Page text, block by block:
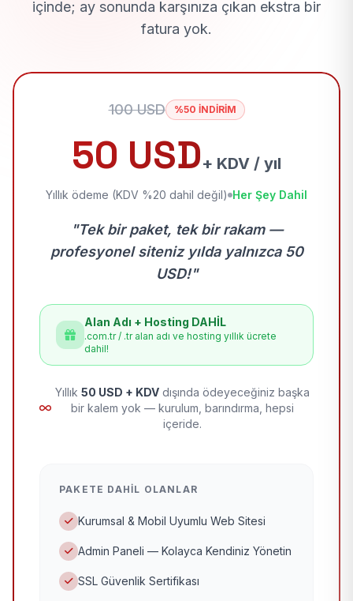
içinde; ay sonunda karşınıza çıkan ekstra bir
fatura yok.
100 USD %50 İNDİRİM
50 USD+ KDV / yıl
Yıllık ödeme (KDV %20 dahil değil) Her Şey Dahil
"Tek bir paket, tek bir rakam —
profesyonel siteniz yılda yalnızca 50
USD!"
Alan Adı + Hosting DAHİL
.com.tr / .tr alan adı ve hosting yıllık ücrete
dahil!
Yıllık 50 USD + KDV dışında ödeyeceğiniz başka
bir kalem yok — kurulum, barındırma, hepsi
içeride.
PAKETE DAHIL OLANLAR
Kurumsal & Mobil Uyumlu Web Sitesi
Admin Paneli — Kolayca Kendiniz Yönetin
SSL Güvenlik Sertifikası